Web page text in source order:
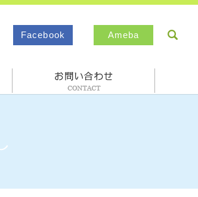
Facebook Ameba